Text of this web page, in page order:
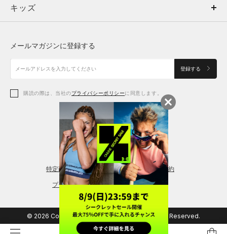
キッズ
アクセサリー
ボトムス
アクセサリー
トップス
シューズ
アクセサリー
レギンス＆タイツ
キッズ
シューズ
メールマガジンに登録する
登録する
購読の際は、当社のプライバシーポリシーに同意します。
特定商取引法に基づく通販の表記 会員規約
プライバシーポリシー
© 2026 Copyright DOME Corporation. All Rights Reserved.